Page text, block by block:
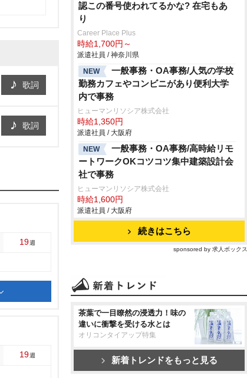
歌詞
歌詞
19週
19週
認この番号使われてるかな? 在宅もあ
り
Career Place Plus
時給1,700円～
派遣社員 / 神奈川県
NEW
一般事務・OA事務/人気の学校
勤務カフェやコンビニがあり便利大学
内で事務
ヒューマンリソシア株式会社
時給1,350円
派遣社員 / 大阪府
NEW
一般事務・OA事務/高時給リモ
ートワークOKコツコツ集中建築設計会
社で事務
ヒューマンリソシア株式会社
時給1,600円
派遣社員 / 大阪府
続きはこちら
sponsored by 求人ボックス
茶葉で一目瞭然の浸透力！味の
違いに衝撃を受ける水とは
オリコンタイアップ特集
新着トレンドをもっと見る